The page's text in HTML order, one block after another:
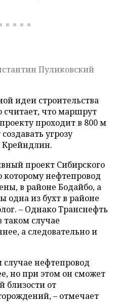
Пуликовский
идеи строительства
считает, что маршрут
проходит в 800 м
угрозу
Крейндлин.
проект Сибирского
которому нефтепровод
в районе Бодайбо, а
одна из бухт в районе
– Однако Транснефть
таком случае
а следовательно и
случае нефтепровод
но при этом он сможет
близости от
– отмечает